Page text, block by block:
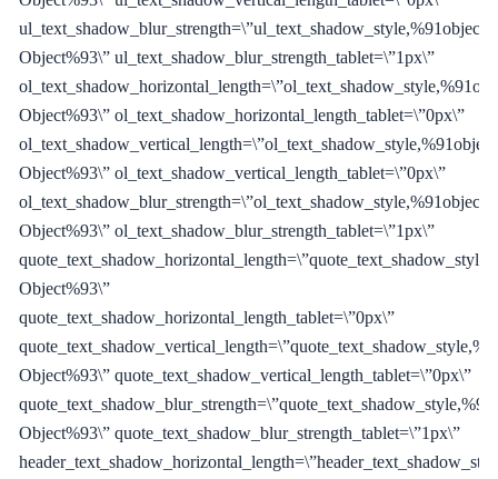
ul_text_shadow_blur_strength=\”ul_text_shadow_style,%91object
Object%93\” ul_text_shadow_blur_strength_tablet=\”1px\”
Object%93\” ol_text_shadow_horizontal_length_tablet=\”0px\”
ol_text_shadow_vertical_length=\”ol_text_shadow_style,%91object
Object%93\” ol_text_shadow_vertical_length_tablet=\”0px\”
ol_text_shadow_blur_strength=\”ol_text_shadow_style,%91object
Object%93\” ol_text_shadow_blur_strength_tablet=\”1px\”
Object%93\”
quote_text_shadow_horizontal_length_tablet=\”0px\”
Object%93\” quote_text_shadow_vertical_length_tablet=\”0px\”
Object%93\” quote_text_shadow_blur_strength_tablet=\”1px\”